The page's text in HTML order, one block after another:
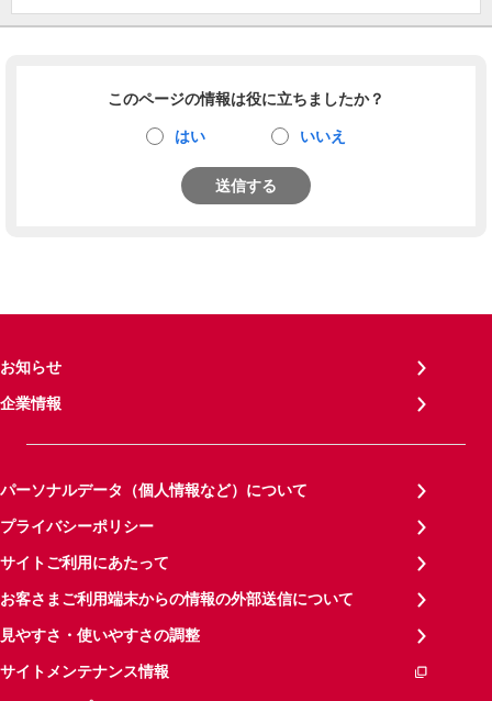
このページの情報は役に立ちましたか？
はい いいえ
送信する
お知らせ
企業情報
パーソナルデータ（個人情報など）について
プライバシーポリシー
サイトご利用にあたって
お客さまご利用端末からの情報の外部送信について
見やすさ・使いやすさの調整
サイトメンテナンス情報